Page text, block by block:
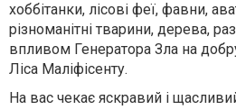
хоббітанки, лісові феї, фавни,
різноманітні тварини, дерева,
впливом Генератора Зла на
Ліса Маліфісенту.
На вас чекає яскравий і